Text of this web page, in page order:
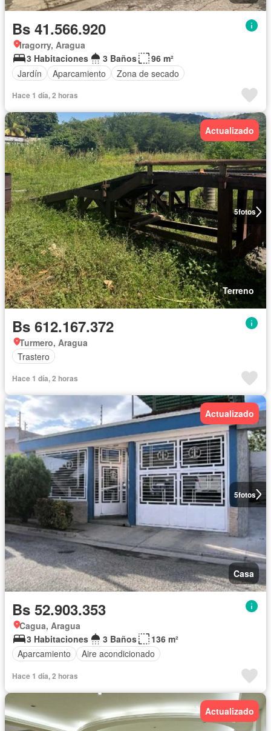
Bs 41.566.920
Iragorry, Aragua
3 Habitaciones
3 Baños
96 m²
Jardín
Aparcamiento Zona de secado
Hace 1 día, 2 horas
5fotos
Actualizado
Terreno
Bs 612.167.372
Turmero, Aragua
Trastero
Hace 1 día, 2 horas
5fotos
Actualizado
Casa
Bs 52.903.353
Cagua, Aragua
3 Habitaciones
3 Baños
136 m²
Aparcamiento
Aire acondicionado
Hace 1 día, 2 horas
Actualizado